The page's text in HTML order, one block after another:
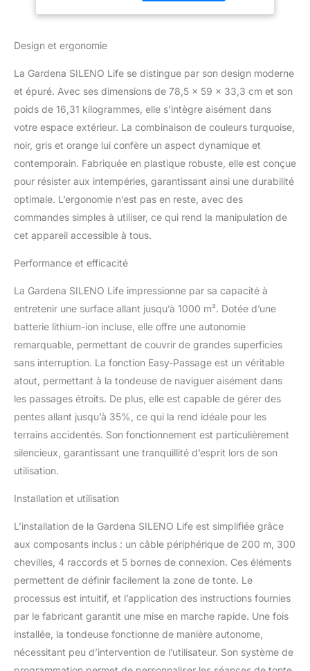
d'excellents résultats de
tonte Système intelligent
: le SILENO life détecte
de lui-même les
passages étroits et les
tond de manière fiable et
sans laisser de traces
Silencieux et écologique :
fonctionnement
silencieux, pour vous et
pour vos voisins. Avec
technologie de batterie
livraison comprend : 1
Gardena SILENO life, 1
câble périphérique de
200 m, 300 cavaliers, 4
connecteurs, 5 raccords
de câble
Design et ergonomie
La Gardena SILENO Life se distingue par son design moderne
et épuré. Avec ses dimensions de 78,5 x 59 x 33,3 cm et son
poids de 16,31 kilogrammes, elle s’intègre aisément dans
votre espace extérieur. La combinaison de couleurs turquoise,
noir, gris et orange lui confère un aspect dynamique et
contemporain. Fabriquée en plastique robuste, elle est conçue
pour résister aux intempéries, garantissant ainsi une durabilité
optimale. L’ergonomie n’est pas en reste, avec des
commandes simples à utiliser, ce qui rend la manipulation de
cet appareil accessible à tous.
Performance et efficacité
La Gardena SILENO Life impressionne par sa capacité à
entretenir une surface allant jusqu’à 1000 m². Dotée d’une
batterie lithium-ion incluse, elle offre une autonomie
remarquable, permettant de couvrir de grandes superficies
sans interruption. La fonction Easy-Passage est un véritable
atout, permettant à la tondeuse de naviguer aisément dans
les passages étroits. De plus, elle est capable de gérer des
pentes allant jusqu’à 35%, ce qui la rend idéale pour les
terrains accidentés. Son fonctionnement est particulièrement
silencieux, garantissant une tranquillité d’esprit lors de son
utilisation.
Installation et utilisation
L’installation de la Gardena SILENO Life est simplifiée grâce
aux composants inclus : un câble périphérique de 200 m, 300
chevilles, 4 raccords et 5 bornes de connexion. Ces éléments
permettent de définir facilement la zone de tonte. Le
processus est intuitif, et l’application des instructions fournies
par le fabricant garantit une mise en marche rapide. Une fois
installée, la tondeuse fonctionne de manière autonome,
nécessitant peu d’intervention de l’utilisateur. Son système de